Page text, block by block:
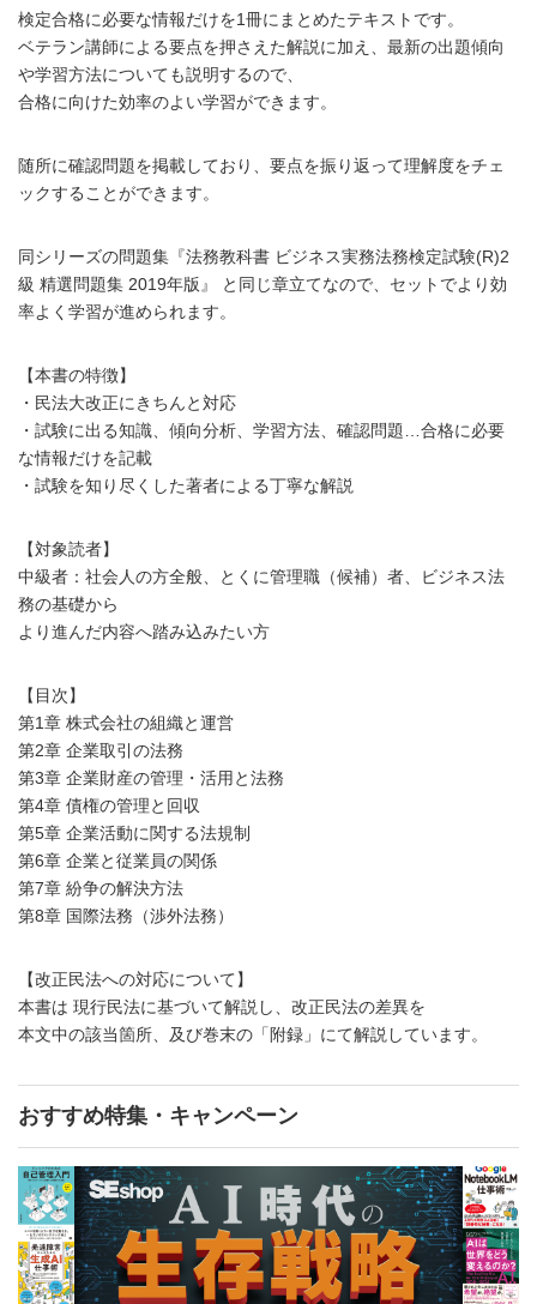
検定合格に必要な情報だけを1冊にまとめたテキストです。
ベテラン講師による要点を押さえた解説に加え、最新の出題傾向
や学習方法についても説明するので、
合格に向けた効率のよい学習ができます。
随所に確認問題を掲載しており、要点を振り返って理解度をチェ
ックすることができます。
同シリーズの問題集『法務教科書 ビジネス実務法務検定試験(R)2
級 精選問題集 2019年版』 と同じ章立てなので、セットでより効
率よく学習が進められます。
【本書の特徴】
・民法大改正にきちんと対応
・試験に出る知識、傾向分析、学習方法、確認問題…合格に必要
な情報だけを記載
・試験を知り尽くした著者による丁寧な解説
【対象読者】
中級者：社会人の方全般、とくに管理職（候補）者、ビジネス法
務の基礎から
より進んだ内容へ踏み込みたい方
【目次】
第1章 株式会社の組織と運営
第2章 企業取引の法務
第3章 企業財産の管理・活用と法務
第4章 債権の管理と回収
第5章 企業活動に関する法規制
第6章 企業と従業員の関係
第7章 紛争の解決方法
第8章 国際法務（渉外法務）
【改正民法への対応について】
本書は 現行民法に基づいて解説し、改正民法の差異を
本文中の該当箇所、及び巻末の「附録」にて解説しています。
おすすめ特集・キャンペーン